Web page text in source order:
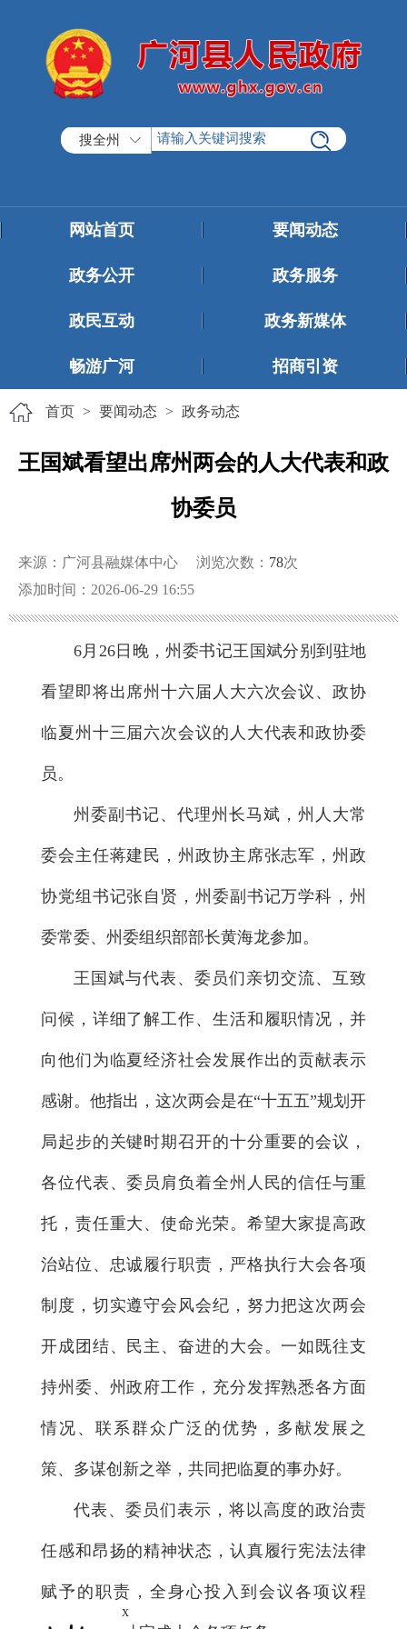
搜全州
网站首页 要闻动态
政务公开 政务服务
政民互动 政务新媒体
畅游广河 招商引资
首页 > 要闻动态 > 政务动态
王国斌看望出席州两会的人大代表和政
协委员
来源：广河县融媒体中心 浏览次数： 78次
添加时间：2026-06-29 16:55
6月26日晚，州委书记王国斌分别到驻地
看望即将出席州十六届人大六次会议、政协
临夏州十三届六次会议的人大代表和政协委
员。
州委副书记、代理州长马斌，州人大常
委会主任蒋建民，州政协主席张志军，州政
协党组书记张自贤，州委副书记万学科，州
委常委、州委组织部部长黄海龙参加。
王国斌与代表、委员们亲切交流、互致
问候，详细了解工作、生活和履职情况，并
向他们为临夏经济社会发展作出的贡献表示
感谢。他指出，这次两会是在“十五五”规划开
局起步的关键时期召开的十分重要的会议，
各位代表、委员肩负着全州人民的信任与重
托，责任重大、使命光荣。希望大家提高政
治站位、忠诚履行职责，严格执行大会各项
制度，切实遵守会风会纪，努力把这次两会
开成团结、民主、奋进的大会。一如既往支
持州委、州政府工作，充分发挥熟悉各方面
情况、联系群众广泛的优势，多献发展之
策、多谋创新之举，共同把临夏的事办好。
代表、委员们表示，将以高度的政治责
任感和昂扬的精神状态，认真履行宪法法律
赋予的职责，全身心投入到会议各项议程
x